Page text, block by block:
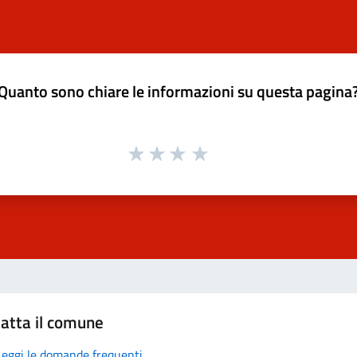
sono chiare le informazioni su questa
il comune